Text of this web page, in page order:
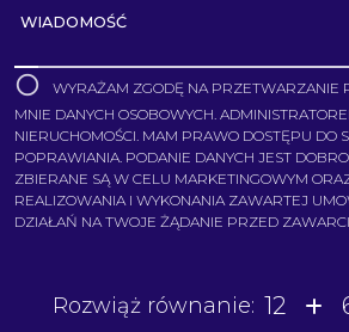
WIADOMOŚĆ
WYRAŻAM ZGODĘ NA PRZETWARZANIE
MNIE DANYCH OSOBOWYCH.
NIERUCHOMOŚCI. MAM PRAWO DOSTĘPU DO
POPRAWIANIA. PODANIE DANYCH JEST
ZBIERANE SĄ W CELU MARKETINGOWYM
REALIZOWANIA I WYKONANIA ZAWARTEJ
DZIAŁAŃ NA TWOJE ŻĄDANIE PRZED
Rozwiąż równanie: 12